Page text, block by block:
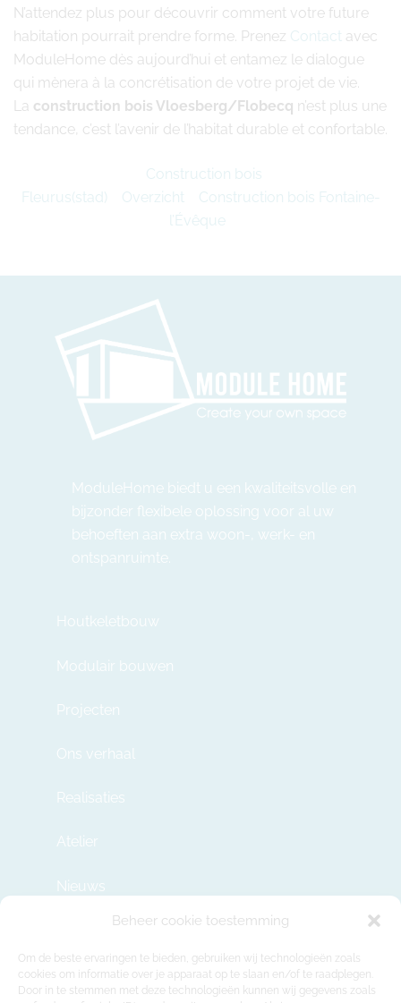
Beheer cookie toestemming
Om de beste ervaringen te bieden, gebruiken wij technologieën zoals
cookies om informatie over je apparaat op te slaan en/of te raadplegen.
Door in te stemmen met deze technologieën kunnen wij gegevens zoals
N’attendez plus pour découvrir comment votre future
habitation pourrait prendre forme. Prenez Contact avec
ModuleHome dès aujourd’hui et entamez le dialogue
qui mènera à la concrétisation de votre projet de vie.
La construction bois Vloesberg/Flobecq n’est plus une
tendance, c’est l’avenir de l’habitat durable et confortable.
Construction bois
Fleurus(stad)
Overzicht
Construction bois Fontaine-
l’Évêque
ModuleHome biedt u een kwaliteitsvolle en
bijzonder flexibele oplossing voor al uw
behoeften aan extra woon-, werk- en
ontspanruimte.
Houtkeletbouw
Modulair bouwen
Projecten
Ons verhaal
Realisaties
Atelier
Nieuws
info@modulehome.be